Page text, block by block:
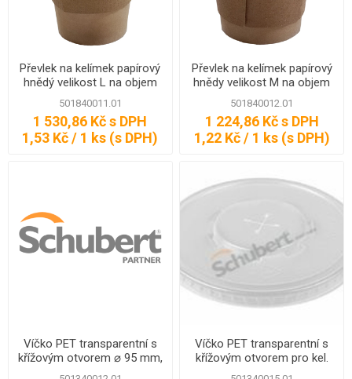
Převlek na kelímek papírový
hnědý velikost L na objem
0,3 - 0,5 l, 1000 ks
501840011.01
1 530,86 Kč s DPH
1,53 Kč / 1 ks (s DPH)
Převlek na kelímek papírový
hnědy velikost M na objem
0,25 l, 1000 ks
501840012.01
1 224,86 Kč s DPH
1,22 Kč / 1 ks (s DPH)
Víčko PET transparentní s
křížovým otvorem ⌀ 95 mm,
800 ks
Víčko PET transparentní s
křížovým otvorem pro kel.
0,3 - 0,5 l, ⌀ 95 mm, 800 ks